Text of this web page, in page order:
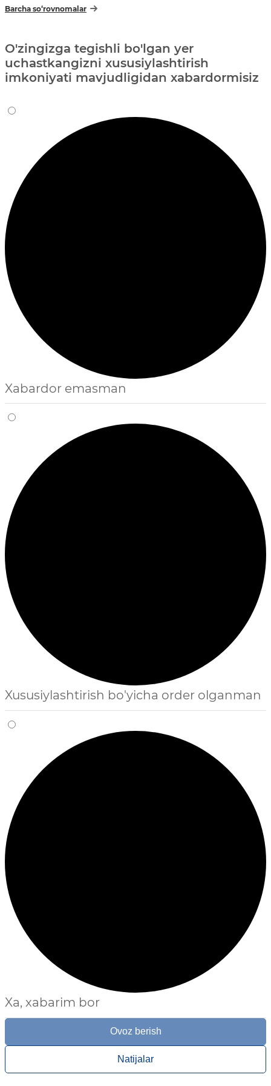
Barcha so‘rovnomalar
O'zingizga tegishli bo'lgan yer
uchastkangizni xususiylashtirish
imkoniyati mavjudligidan xabardormisiz
Xabardor emasman
Xususiylashtirish bo'yicha order olganman
Xa, xabarim bor
Ovoz berish
Natijalar